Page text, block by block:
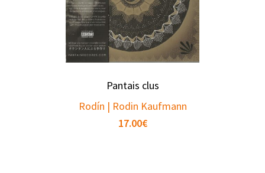
Pantais clus
Rodín | Rodin Kaufmann
17.00€